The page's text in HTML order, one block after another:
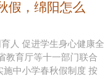
假，绵阳怎么
人 促进学生身心健康全
教育厅等十一部门联合
中小学春秋假制度 按